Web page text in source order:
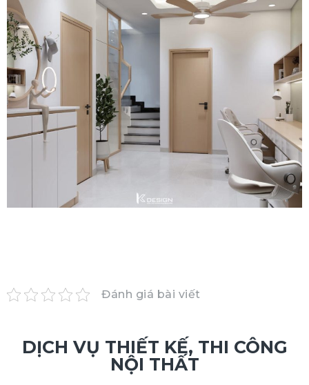
Đánh giá bài viết
DỊCH VỤ THIẾT KẾ, THI CÔNG
NỘI THẤT